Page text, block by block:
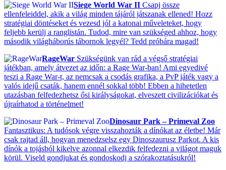
Siege World War II Csapj össze
ellenfeleiddel, akik a világ minden tájáról játszanak ellened! Hozz
stratégiai döntéseket és vezesd jól a katonai műveleteket, hogy
feljebb kerülj a ranglistán. Tudod, mire van szükséged ahhoz, hogy
második világháborús tábornok legyél? Tedd próbára magad!
RageWar Szükségünk van rád a végső stratégiai
játékban, amely átvezet az időn: a Rage War-ban! Ami egyedivé
teszi a Rage War-t, az nemcsak a csodás grafika, a PvP játék vagy a
valós idejű csaták, hanem ennél sokkal több! Ebben a hihetetlen
utazásban felfedezhetsz ősi királyságokat, elveszett civilizációkat és
újraírhatod a történelmet!
Dinosaur Park – Primeval Zoo
Fantasztikus: A tudósok végre visszahozták a dínókat az életbe! Már
csak rajtad áll, hogyan menedzselsz egy Dinoszaurusz Parkot. A kis
dínók a tojásból kikelve azonnal elkezdik felfedezni a világot maguk
körül. Viseld gondjukat és gondoskodj a szórakoztatásukról!